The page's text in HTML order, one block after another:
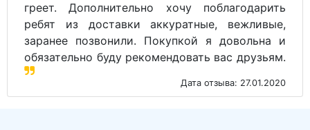
греет. Дополнительно хочу поблагодарить
ребят из доставки аккуратные, вежливые,
заранее позвонили. Покупкой я довольна и
обязательно буду рекомендовать вас друзьям.
Дата отзыва: 27.01.2020